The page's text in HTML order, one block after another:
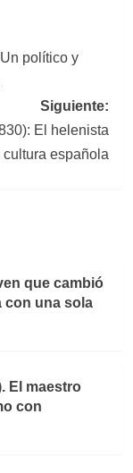
político y
Siguiente:
El helenista
española
que cambió
con una sola
El maestro
con